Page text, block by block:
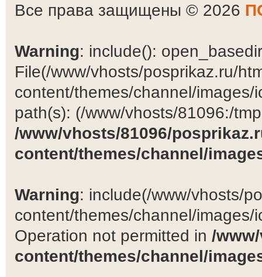
Все права защищены © 2026
Warning: include():
File(/www/vhosts/posprikaz.ru/
content/themes/channel/
path(s): (/www/vhosts/81096:/
/www/vhosts/81096/
content/themes/channel/
Warning: include(/www/vhosts/
content/themes/channel/
Operation not permitted in /
content/themes/channel/